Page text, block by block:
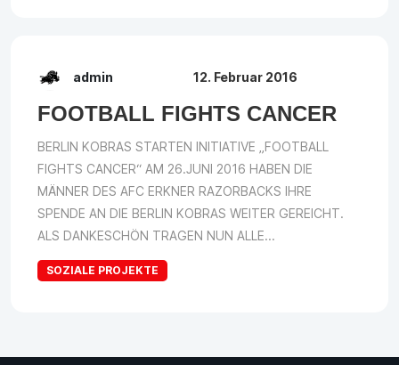
admin 12. Februar 2016
FOOTBALL FIGHTS CANCER
BERLIN KOBRAS STARTEN INITIATIVE „FOOTBALL
FIGHTS CANCER“ AM 26.JUNI 2016 HABEN DIE
MÄNNER DES AFC ERKNER RAZORBACKS IHRE
SPENDE AN DIE BERLIN KOBRAS WEITER GEREICHT.
ALS DANKESCHÖN TRAGEN NUN ALLE...
SOZIALE PROJEKTE